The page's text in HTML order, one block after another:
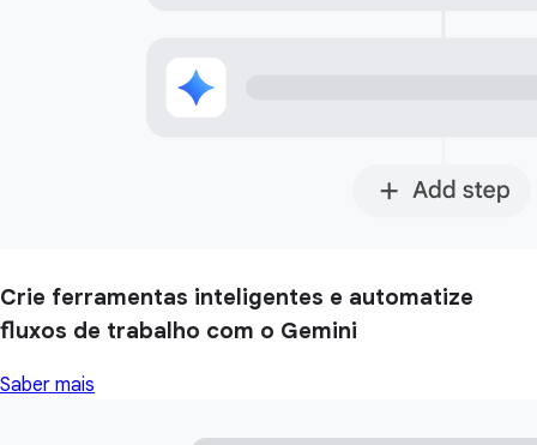
Crie ferramentas inteligentes e automatize
fluxos de trabalho com o Gemini
Saber mais